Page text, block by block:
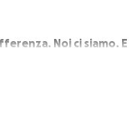
Noi ci siamo.